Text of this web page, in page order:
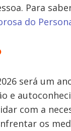
Para
do
será um
e
com a
os